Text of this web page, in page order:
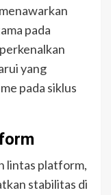
pada
yang
pada siklus
lintas platform,
stabilitas di